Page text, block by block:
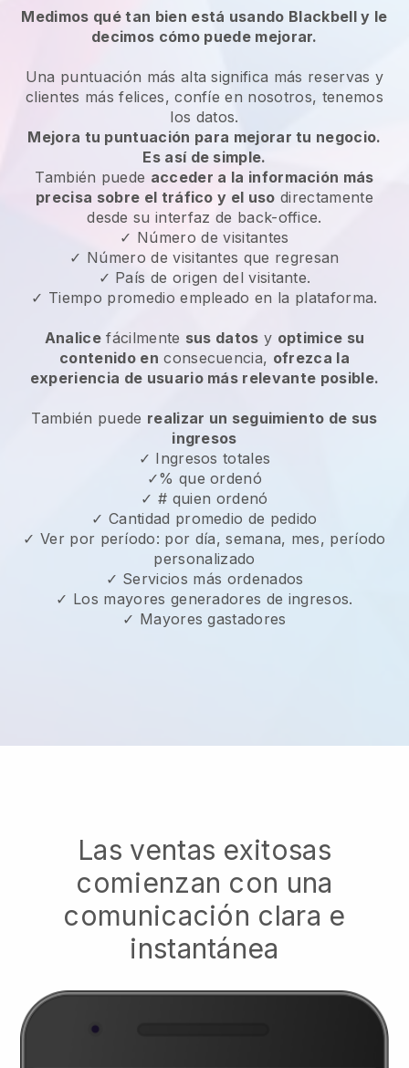
Medimos qué tan bien está usando Blackbell y le
decimos cómo puede mejorar.
Una puntuación más alta significa más reservas y
clientes más felices, confíe en nosotros, tenemos
los datos.
Mejora tu puntuación para mejorar tu negocio.
Es así de simple.
También puede acceder a la información más
precisa sobre el tráfico y el uso directamente
desde su interfaz de back-office.
✓ Número de visitantes
✓ Número de visitantes que regresan
✓ País de origen del visitante.
✓ Tiempo promedio empleado en la plataforma.
Analice fácilmente sus datos y optimice su
contenido en consecuencia, ofrezca la
experiencia de usuario más relevante posible.
También puede realizar un seguimiento de sus
ingresos
✓ Ingresos totales
✓% que ordenó
✓ # quien ordenó
✓ Cantidad promedio de pedido
✓ Ver por período: por día, semana, mes, período
personalizado
✓ Servicios más ordenados
✓ Los mayores generadores de ingresos.
✓ Mayores gastadores
Las ventas exitosas
comienzan con una
comunicación clara e
instantánea